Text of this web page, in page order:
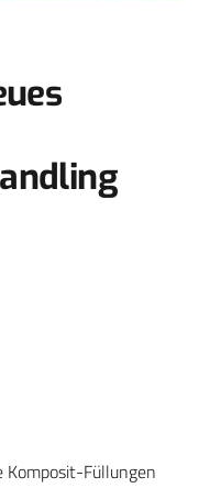
Füllungen